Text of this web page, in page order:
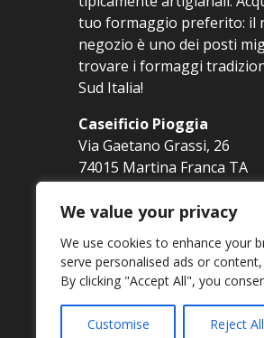
We value your privacy
We use cookies to enhance your
serve personalised ads or
By clicking "Accept All", you
Customise Reject All
tuo formaggio preferito: il
negozio è uno dei posti
trovare i formaggi
Sud Italia!
Caseificio Pioggia
Via Gaetano Grassi, 26
74015 Martina Franca TA
info@pioggiastore.it